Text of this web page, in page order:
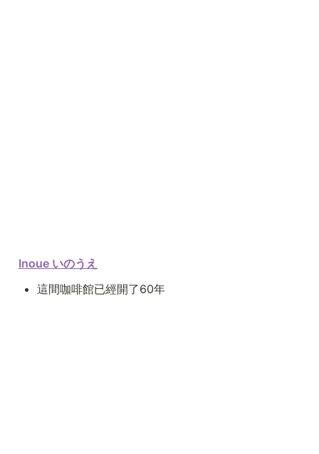
Inoue いのうえ
這間咖啡館已經開了60年